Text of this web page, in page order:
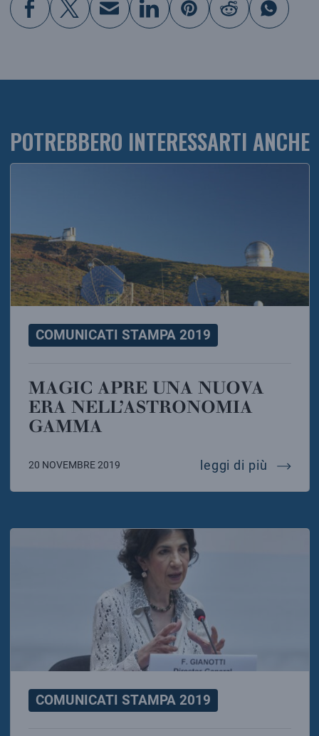
POTREBBERO INTERESSARTI ANCHE
COMUNICATI STAMPA 2019
MAGIC APRE UNA NUOVA
ERA NELL’ASTRONOMIA
GAMMA
20 NOVEMBRE 2019 leggi di più magic
COMUNICATI STAMPA 2019